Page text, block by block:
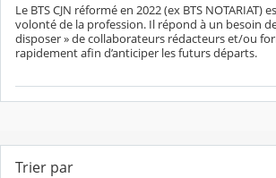
Le BTS CJN réformé en 2022 (ex BTS NOTARIAT)
volonté de la profession. Il répond à un besoin
disposer » de collaborateurs rédacteurs et/ou
rapidement afin d’anticiper les futurs départs.
Trier par